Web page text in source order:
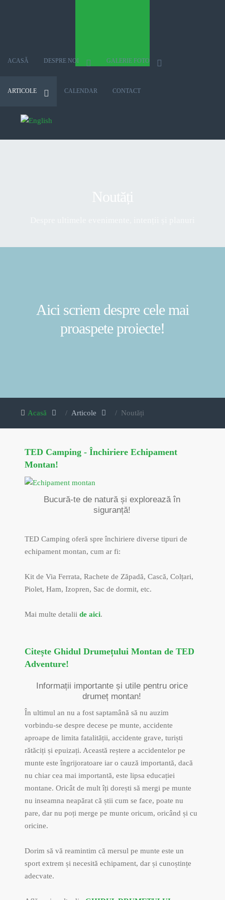
ACASĂ DESPRE NOI GALERIE FOTO
ARTICOLE CALENDAR CONTACT
Selectați limba dvs
Aici scriem despre cele mai
proaspete proiecte!
Acasă Articole Noutăți
TED Camping - Închiriere Echipament
Montan!
Bucură-te de natură și explorează în
siguranță!
TED Camping oferă spre închiriere diverse tipuri de
echipament montan, cum ar fi:
Kit de Via Ferrata, Rachete de Zăpadă, Cască, Colțari,
Piolet, Ham, Izopren, Sac de dormit, etc.
Mai multe detalii de aici.
Citește Ghidul Drumețului Montan de TED
Adventure!
Informații importante și utile pentru orice
drumeț montan!
În ultimul an nu a fost saptamână să nu auzim
vorbindu-se despre decese pe munte, accidente
aproape de limita fatalității, accidente grave, turiști
rătăciți și epuizați. Această reștere a accidentelor pe
munte este îngrijoratoare iar o cauză importantă, dacă
nu chiar cea mai importantă, este lipsa educației
montane. Oricât de mult îți dorești să mergi pe munte
nu inseamna neapărat că știi cum se face, poate nu
pare, dar nu poți merge pe munte oricum, oricând și cu
oricine.
Dorim să vă reamintim că mersul pe munte este un
sport extrem și necesită echipament, dar și cunoștințe
adecvate.